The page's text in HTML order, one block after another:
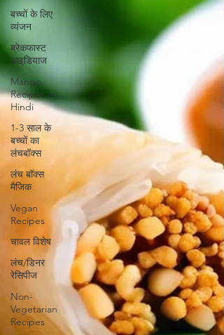
बच्चों के लिए
व्यंजन
ब्रेकफास्ट
आइडियाज
Mango
Recipes in
Hindi
1-3 साल के
बच्चों का
लंचबॉक्स
लंच बॉक्स
मैजिक
Vegan
Recipes
चावल विशेष
लंच/डिनर
रेसिपीज
Non-
Vegetarian
Recipes